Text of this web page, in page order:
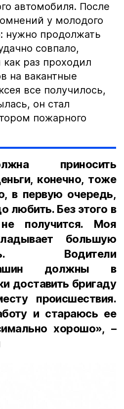
автомобиля. После
у молодого
нужно продолжать
совпало,
раз проходил
на вакантные
все получилось,
он стал
пожарного
приносить
конечно, тоже
в первую очередь,
любить. Без этого в
получится. Моя
большую
Водители
должны в
доставить бригаду
происшествия.
и стараюсь ее
хорошо», –